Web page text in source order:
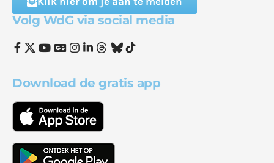
Volg WdG via social media
Download de gratis app